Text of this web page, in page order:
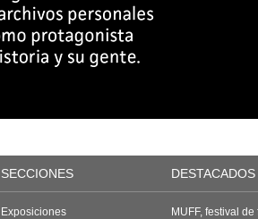
SECCIONES DESTACADOS
Exposiciones
MUFF, festival